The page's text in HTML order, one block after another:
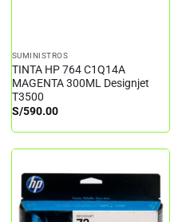
SUMINISTROS
TINTA HP 764 C1Q14A
MAGENTA 300ML Designjet
T3500
S/590.00